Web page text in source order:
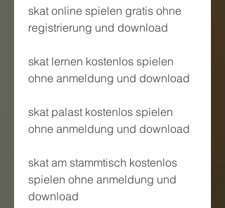
skat online spielen gratis ohne
registrierung und download
skat lernen kostenlos spielen
ohne anmeldung und download
skat palast kostenlos spielen
ohne anmeldung und download
skat am stammtisch kostenlos
spielen ohne anmeldung und
download